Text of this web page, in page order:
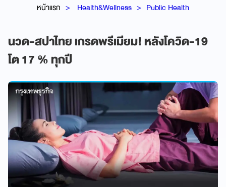
หน้าแรก Health&Wellness Public Health
นวด-สปาไทย เกรดพรีเมียม! หลังโควิด-19
โต 17 % ทุกปี